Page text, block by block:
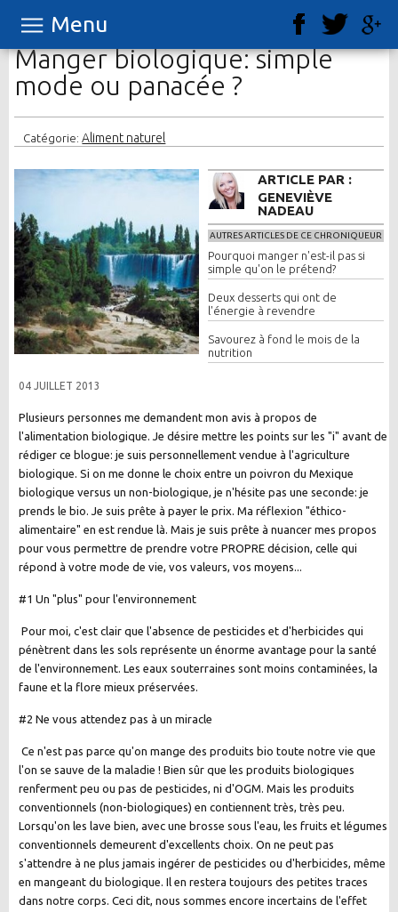
Menu
Manger biologique: simple
mode ou panacée ?
Catégorie:Aliment naturel
ARTICLE PAR :
GENEVIÈVE
NADEAU
AUTRES ARTICLES DE CE CHRONIQUEUR
Pourquoi manger n'est-il pas si
simple qu'on le prétend?
Deux desserts qui ont de
l'énergie à revendre
Savourez à fond le mois de la
nutrition
04 JUILLET 2013
Plusieurs personnes me demandent mon avis à propos de
l'alimentation biologique. Je désire mettre les points sur les "i" avant de
rédiger ce blogue: je suis personnellement vendue à l'agriculture
biologique. Si on me donne le choix entre un poivron du Mexique
biologique versus un non-biologique, je n'hésite pas une seconde: je
prends le bio. Je suis prête à payer le prix. Ma réflexion "éthico-
alimentaire" en est rendue là. Mais je suis prête à nuancer mes propos
pour vous permettre de prendre votre PROPRE décision, celle qui
répond à votre mode de vie, vos valeurs, vos moyens...
#1 Un "plus" pour l'environnement
Pour moi, c'est clair que l'absence de pesticides et d'herbicides qui
pénètrent dans les sols représente un énorme avantage pour la santé
de l'environnement. Les eaux souterraines sont moins contaminées, la
faune et la flore mieux préservées.
#2 Ne vous attendez pas à un miracle
Ce n'est pas parce qu'on mange des produits bio toute notre vie que
l'on se sauve de la maladie ! Bien sûr que les produits biologiques
renferment peu ou pas de pesticides, ni d'OGM. Mais les produits
conventionnels (non-biologiques) en contiennent très, très peu.
Lorsqu'on les lave bien, avec une brosse sous l'eau, les fruits et légumes
conventionnels demeurent d'excellents choix. On ne peut pas
s'attendre à ne plus jamais ingérer de pesticides ou d'herbicides, même
en mangeant du biologique. Il en restera toujours des petites traces
dans notre corps. Ceci dit, nous sommes encore incertains de l'effet